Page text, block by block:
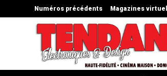
Numéros précédents Magazines